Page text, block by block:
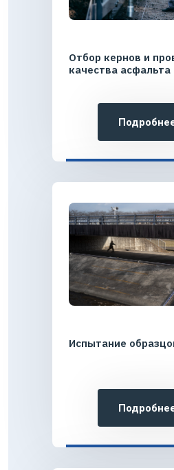
Отбор кернов и
качества асфальта
Испытание